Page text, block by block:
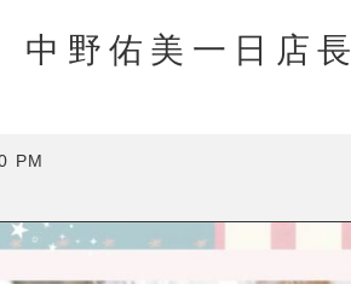
中野佑美一日店長
PM